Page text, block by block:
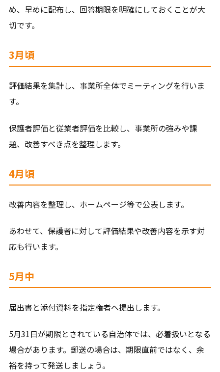
め、早めに配布し、回答期限を明確にしておくことが大
切です。
3月頃
評価結果を集計し、事業所全体でミーティングを行いま
す。
保護者評価と従業者評価を比較し、事業所の強みや課
題、改善すべき点を整理します。
4月頃
改善内容を整理し、ホームページ等で公表します。
あわせて、保護者に対して評価結果や改善内容を示す対
応も行います。
5月中
届出書と添付資料を指定権者へ提出します。
5月31日が期限とされている自治体では、必着扱いとなる
場合があります。郵送の場合は、期限直前ではなく、余
裕を持って発送しましょう。